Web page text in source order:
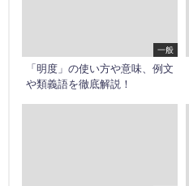
一般
「明度」の使い方や意味、例文
や類義語を徹底解説！